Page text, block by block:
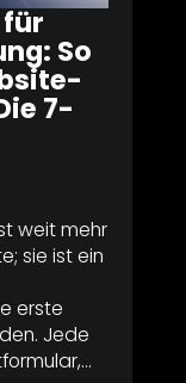
So
7-
weit mehr
sie ist ein
erste
Jede